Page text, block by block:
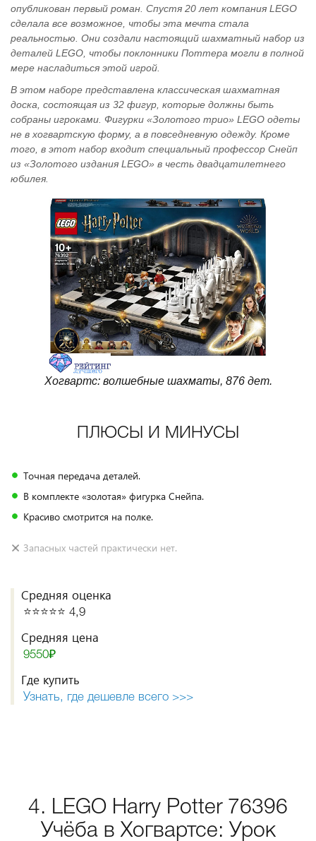
опубликован первый роман. Спустя 20 лет компания LEGO
сделала все возможное, чтобы эта мечта стала
реальностью. Они создали настоящий шахматный набор из
деталей LEGO, чтобы поклонники Поттера могли в полной
мере насладиться этой игрой.
В этом наборе представлена классическая шахматная
доска, состоящая из 32 фигур, которые должны быть
собраны игроками. Фигурки «Золотого трио» LEGO одеты
не в хогвартскую форму, а в повседневную одежду. Кроме
того, в этот набор входит специальный профессор Снейп
из «Золотого издания LEGO» в честь двадцатилетнего
юбилея.
Хогвартс: волшебные шахматы, 876 дет.
ПЛЮСЫ И МИНУСЫ
Точная передача деталей.
В комплекте «золотая» фигурка Снейпа.
Красиво смотрится на полке.
Запасных частей практически нет.
Средняя оценка
⭐️⭐️⭐️⭐️⭐️ 4,9
Средняя цена
9550₽
Где купить
Узнать, где дешевле всего >>>
4. LEGO Harry Potter 76396
Учёба в Хогвартсе: Урок